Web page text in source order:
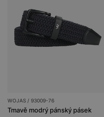
WOJAS / 93009-76
Tmavě modrý pánský pásek